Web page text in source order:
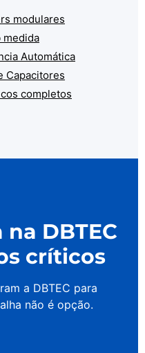
modulares
medida
Automática
Capacitores
completos
DBTEC
críticos
a DBTEC para
não é opção.